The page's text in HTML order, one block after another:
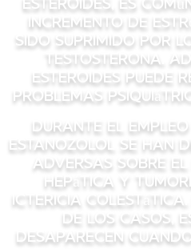
incremento de
sido suprimido por
testosterona.
esteroides puede
problemas
Durante el
estanozolol se han
adversas sobre
hepática y
ictericia colestática.
de los casos,
desaparecen